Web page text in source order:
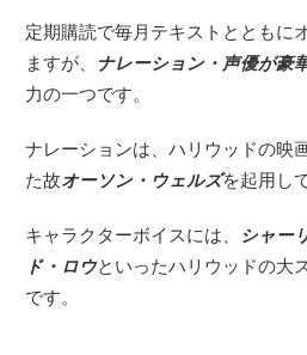
定期購読で毎月テキストとともに
ますが、
ナレーション・声優が豪
力の一つです。
ナレーションは、ハリウッドの映
た故オーソン・ウェルズを起用し
キャラクターボイスには、 シャー
ド・ロウといったハリウッドの大
です。